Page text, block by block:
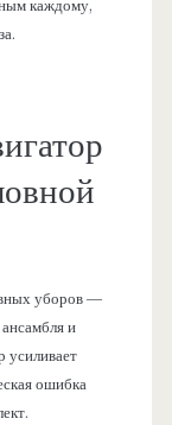
каждому,
уборов —
и
усиливает
ошибка